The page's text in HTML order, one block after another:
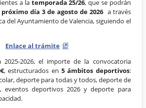
a la temporada 25/26, que se podrán
día 3 de agosto de 2026 a través
del Ayuntamiento de Valencia, siguiendo el
Enlace al trámite
2025-2026, el importe de la convocatoria
, estructurados en 5 ámbitos deportivos:
deporte para todas y todos, deporte de
eventos deportivos 2026 y deporte para